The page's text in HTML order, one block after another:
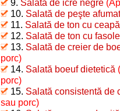
9. Salată de icre negre
10. Salată de peşte
11. Salată de ton cu ceapă
12. Salată de ton cu
13. Salată de creier de
porc)
14. Salată boeuf dietetică
porc)
15. Salată consistentă de
sau porc)